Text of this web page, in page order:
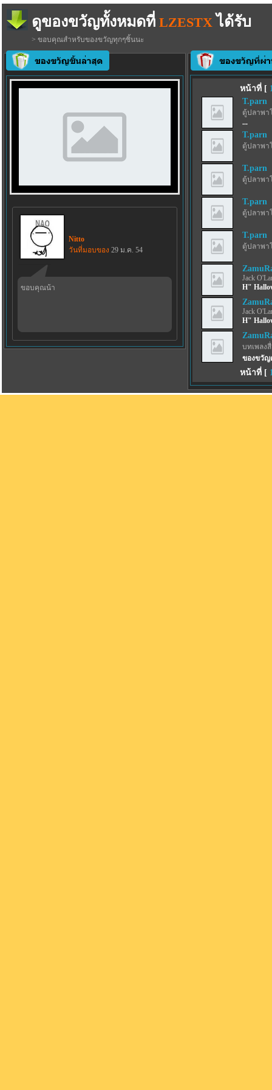
ดูของขวัญทั้งหมดที่ LZESTX ได้รับ
> ขอบคุณสำหรับของขวัญทุกๆชิ้นนะ
Nitto
วันที่มอบของ 29 ม.ค. 54
ขอบคุณน้า
หน้าที่ [
T.parn
ตู้ปลาพา
...
T.parn
ตู้ปลาพา
T.parn
ตู้ปลาพา
T.parn
ตู้ปลาพา
T.parn
ตู้ปลาพา
Jack
H"
Jack
H"
บทเพลง
ของขวัญ
หน้าที่ [